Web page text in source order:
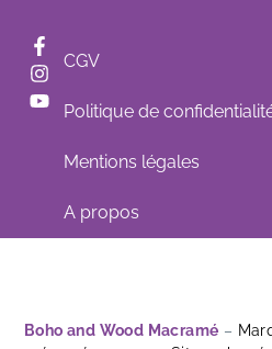
CGV
Politique de
Mentions légales
A propos
Boho and Wood Macramé –